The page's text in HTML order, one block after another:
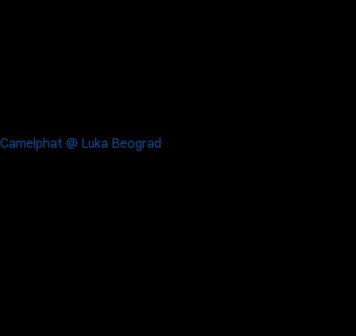
Camelphat @ Luka Beograd